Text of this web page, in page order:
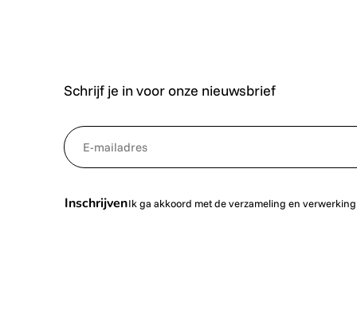
Schrijf je in voor onze nieuwsbrief
NewsletterEmail
InschrijvenIk ga akkoord met de verzameling en